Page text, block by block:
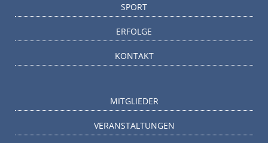
SPORT
ERFOLGE
KONTAKT
MITGLIEDER
VERANSTALTUNGEN